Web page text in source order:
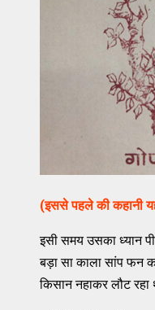
(इससे पहले की कहानी
इसी समय उसका ध्यान
बड़ा सा काला सांप फन
किसान नहाकर लौट